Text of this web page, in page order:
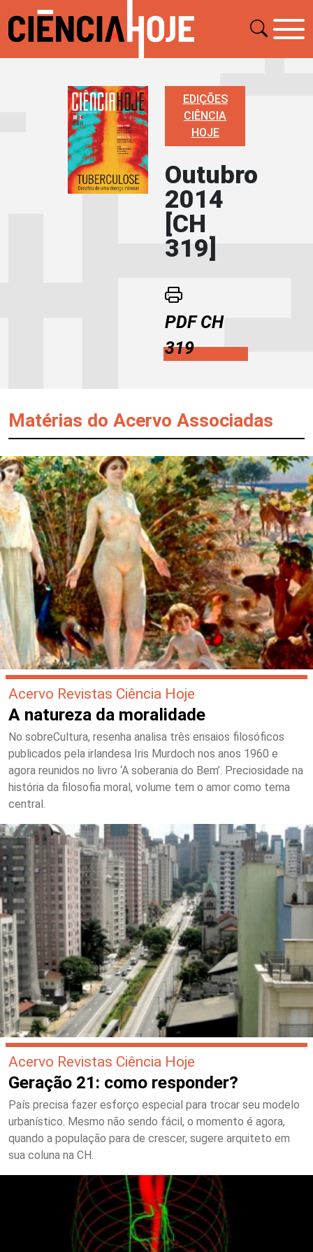
EDIÇÕES
CIÊNCIA
HOJE
Outubro
2014
[CH
319]
PDF CH
319
Matérias do Acervo Associadas
Acervo Revistas Ciência Hoje
A natureza da moralidade
No sobreCultura, resenha analisa três ensaios filosóficos
publicados pela irlandesa Iris Murdoch nos anos 1960 e
agora reunidos no livro ‘A soberania do Bem’. Preciosidade na
história da filosofia moral, volume tem o amor como tema
central.
Acervo Revistas Ciência Hoje
Geração 21: como responder?
País precisa fazer esforço especial para trocar seu modelo
urbanístico. Mesmo não sendo fácil, o momento é agora,
quando a população para de crescer, sugere arquiteto em
sua coluna na CH.